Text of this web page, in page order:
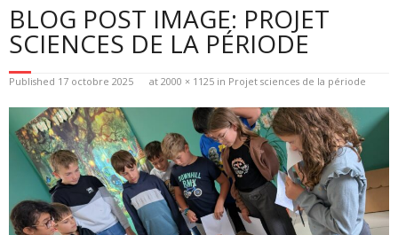
BLOG POST IMAGE: PROJET
SCIENCES DE LA PÉRIODE
Published 17 octobre 2025 at 2000 × 1125 in Projet sciences de la période